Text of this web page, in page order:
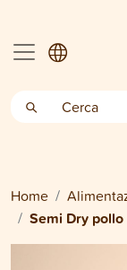
Home
Semi Dry pollo